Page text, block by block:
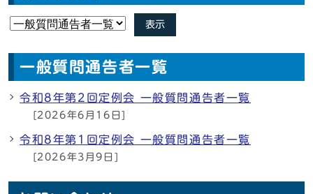
表示
一般質問通告者一覧
令和8年第2回定例会 一般質問通告者一覧
[2026年6月16日]
令和8年第1回定例会 一般質問通告者一覧
[2026年3月9日]